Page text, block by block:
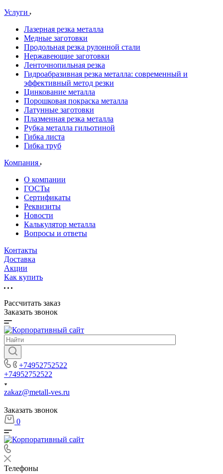
Услуги
Лазерная резка металла
Медные заготовки
Продольная резка рулонной стали
Нержавеющие заготовки
Ленточнопильная резка
Гидроабразивная резка металла: современный и
эффективный метод резки
Цинкование металла
Порошковая покраска металла
Латунные заготовки
Плазменная резка металла
Рубка металла гильотиной
Гибка листа
Гибка труб
Компания
О компании
ГОСТы
Сертификаты
Реквизиты
Новости
Калькулятор металла
Вопросы и ответы
Контакты
Доставка
Акции
Как купить
Рассчитать заказ
Заказать звонок
+74952752522
+74952752522
zakaz@metall-ves.ru
Заказать звонок
0
Телефоны